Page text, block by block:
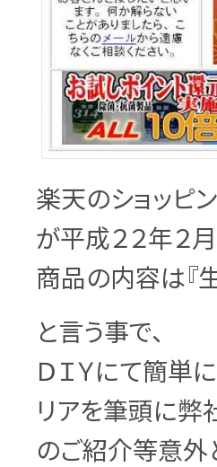
楽天のショッピ
が平成２２年２
商品の内容は『
と言う事で、
ＤＩＹにて簡単
リアを筆頭に弊
のご紹介等意外